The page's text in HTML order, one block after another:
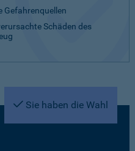
Gefahrenquellen
Schäden des
Sie haben die Wahl